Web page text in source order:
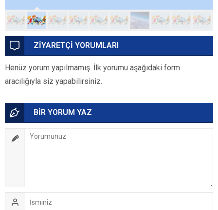
ZİYARETÇİ YORUMLARI
Henüz yorum yapılmamış. İlk yorumu aşağıdaki form
aracılığıyla siz yapabilirsiniz.
BİR YORUM YAZ